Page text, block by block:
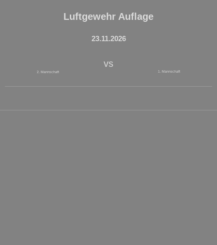
Luftgewehr Auflage
23.11.2026
2. Mannschaft
vs
1. Mannschaft